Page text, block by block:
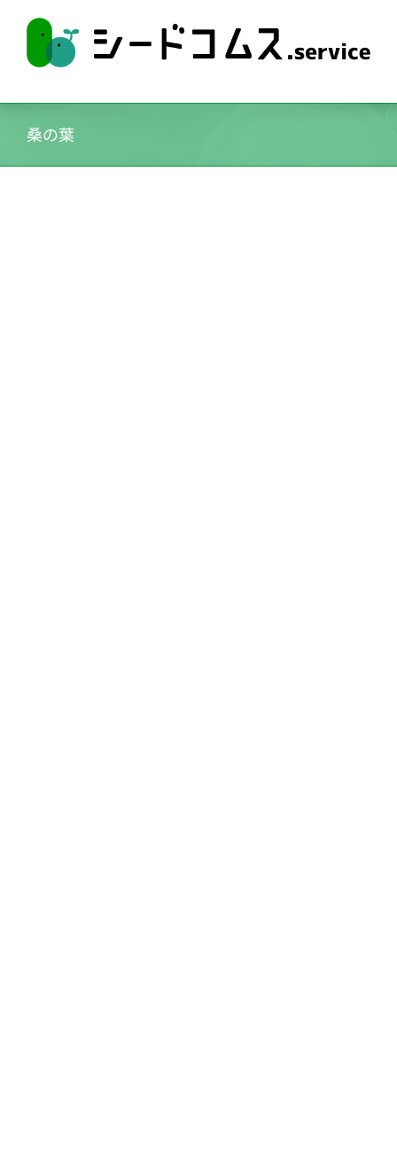
content
桑の葉